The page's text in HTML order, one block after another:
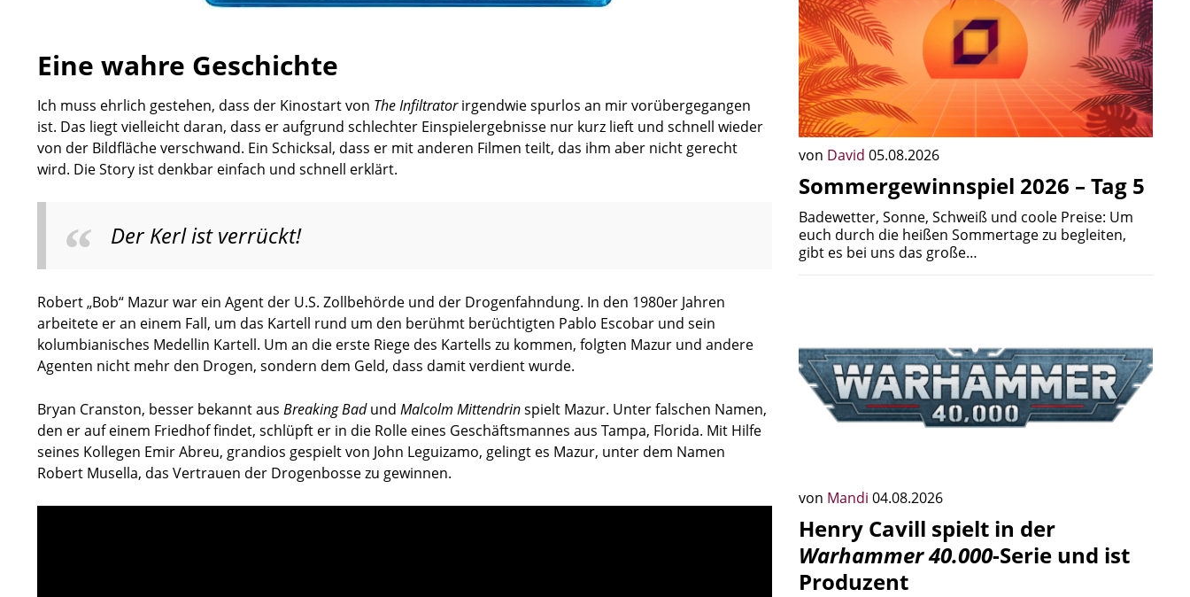
Eine wahre Geschichte
Ich muss ehrlich gestehen, dass der Kinostart von The Infiltratorirgendwie spurlos an mir vorübergegangen
ist. Das liegt vielleicht daran, dass er aufgrund schlechter Einspielergebnisse nur kurz lieft und schnell wieder
von der Bildfläche verschwand. Ein Schicksal, dass er mit anderen Filmen teilt, das ihm aber nicht gerecht
wird. Die Story ist denkbar einfach und schnell erklärt.
Der Kerl ist verrückt!
Robert „Bob“ Mazur war ein Agent der U.S. Zollbehörde und der Drogenfahndung. In den 1980er Jahren
arbeitete er an einem Fall, um das Kartell rund um den berühmt berüchtigten Pablo Escobar und sein
kolumbianisches Medellin Kartell. Um an die erste Riege des Kartells zu kommen, folgten Mazur und andere
Agenten nicht mehr den Drogen, sondern dem Geld, dass damit verdient wurde.
Bryan Cranston, besser bekannt aus Breaking Badund Malcolm Mittendrinspielt Mazur. Unter falschen Namen,
den er auf einem Friedhof findet, schlüpft er in die Rolle eines Geschäftsmannes aus Tampa, Florida. Mit Hilfe
seines Kollegen Emir Abreu, grandios gespielt von John Leguizamo, gelingt es Mazur, unter dem Namen
Robert Musella, das Vertrauen der Drogenbosse zu gewinnen.
von David 05.08.2026
Sommergewinnspiel 2026 – Tag 5
Badewetter, Sonne, Schweiß und coole Preise: Um
euch durch die heißen Sommertage zu begleiten,
gibt es bei uns das große…
von Mandi 04.08.2026
Henry Cavill spielt in der
Warhammer 40.000-Serie und ist
Produzent